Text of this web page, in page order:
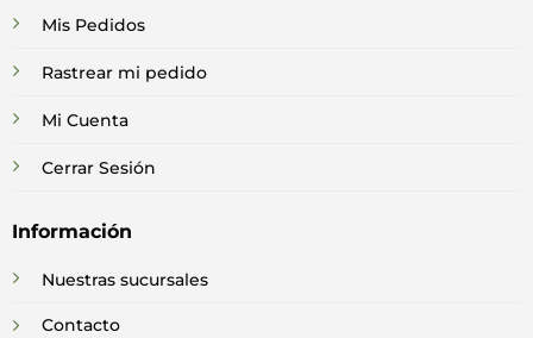
Mis Pedidos
Rastrear mi pedido
Mi Cuenta
Cerrar Sesión
Información
Nuestras sucursales
Contacto